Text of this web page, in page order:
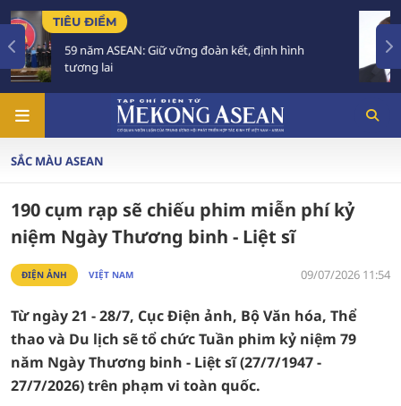
định hình
Việt Nam để Quốc tang Chủ tịch
SẮC MÀU ASEAN
190 cụm rạp sẽ chiếu phim miễn phí kỷ
niệm Ngày Thương binh - Liệt sĩ
ĐIỆN ẢNH VIỆT NAM 09/07/2026 11:54
Từ ngày 21 - 28/7, Cục Điện ảnh, Bộ Văn hóa, Thể
thao và Du lịch sẽ tổ chức Tuần phim kỷ niệm 79
năm Ngày Thương binh - Liệt sĩ (27/7/1947 -
27/7/2026) trên phạm vi toàn quốc.